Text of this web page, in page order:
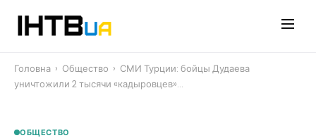
Головна › Общество › СМИ Турции: бойцы Дудаева
уничтожили 2 тысячи «кадыровцев»…
ОБЩЕСТВО